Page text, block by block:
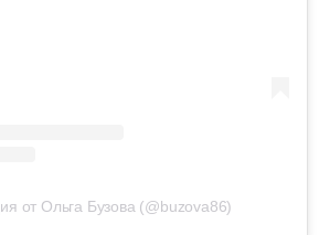
от Ольга Бузова (@buzova86)